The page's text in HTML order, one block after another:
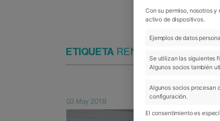
ETIQUETARENTABILIDAD
03 May 2018
Con su permiso, nosotros
activo de dispositivos.
Ejemplos de datos
Se utilizan las siguientes
Algunos socios también
Algunos socios procesan
configuración.
El consentimiento es